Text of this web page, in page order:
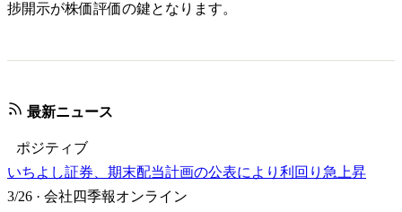
捗開示が株価評価の鍵となります。
最新ニュース
ポジティブ
いちよし証券、期末配当計画の公表により利回り急上昇
3/26 · 会社四季報オンライン